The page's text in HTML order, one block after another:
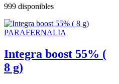
999 disponibles
PARAFERNALIA
Integra boost 55% (
8 g)